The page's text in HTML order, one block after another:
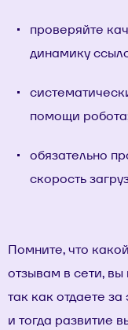
проверяйте
динамику
помощи
обязательно
скорость
Помните, что
отзывам в сети,
так как отдаете
и тогда развитие